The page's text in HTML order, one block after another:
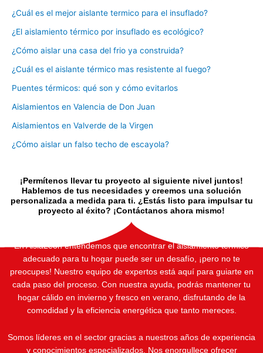
¿Cuál es el mejor aislante termico para el insuflado?
¿El aislamiento térmico por insuflado es ecológico?
¿Cómo aislar una casa del frio ya construida?
¿Cuál es el aislante térmico mas resistente al fuego?
Puentes térmicos: qué son y cómo evitarlos
Aislamientos en Valencia de Don Juan
Aislamientos en Valverde de la Virgen
¿Cómo aislar un falso techo de escayola?
¡Permítenos llevar tu proyecto al siguiente nivel juntos!
Hablemos de tus necesidades y creemos una solución
personalizada a medida para ti. ¿Estás listo para impulsar tu
proyecto al éxito? ¡Contáctanos ahora mismo!
En AislaLeón entendemos que encontrar el aislamiento térmico
adecuado para tu hogar puede ser un desafío, ¡pero no te
preocupes! Nuestro equipo de expertos está aquí para guiarte en
cada paso del proceso. Con nuestra ayuda, podrás mantener tu
hogar cálido en invierno y fresco en verano, disfrutando de la
comodidad y la eficiencia energética que tanto mereces.
Somos líderes en el sector gracias a nuestros años de experiencia
y conocimientos especializados. Nos enorgullece ofrecer